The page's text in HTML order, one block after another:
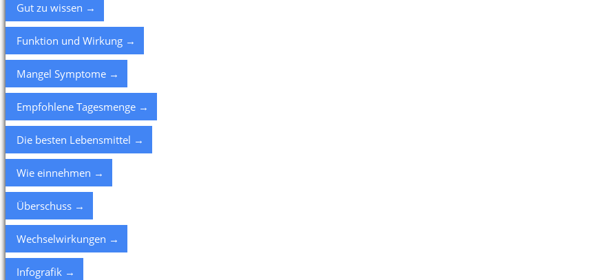
Gut zu wissen →
Funktion und Wirkung →
Mangel Symptome →
Empfohlene Tagesmenge →
Die besten Lebensmittel →
Wie einnehmen →
Überschuss →
Wechselwirkungen →
Infografik →